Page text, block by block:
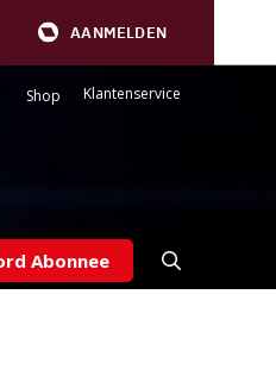
AANMELDEN
Shop Klantenservice
Abonnee